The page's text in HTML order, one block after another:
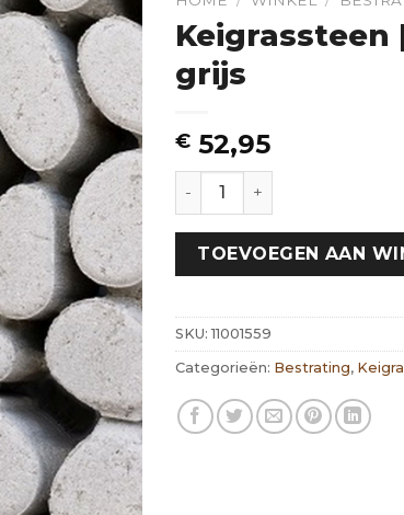
Keigrassteen
grijs
€ 52,95
Keigrassteen | 45x45x10 |
TOEVOEGEN AAN
SKU:11001559
Categorieën: Bestrating,